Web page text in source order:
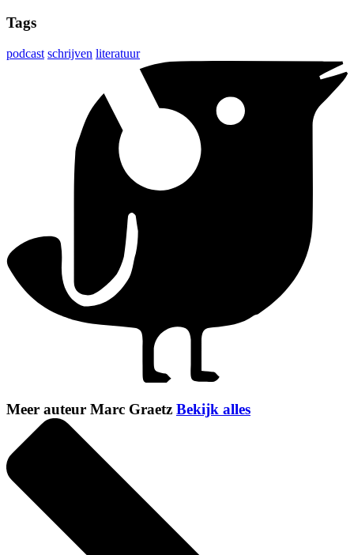
Tags
podcast schrijven literatuur
Meer auteur Marc Graetz Bekijk alles